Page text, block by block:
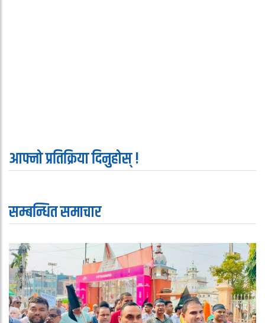
आफ्नो प्रतिक्रिया दिनुहोस् !
सम्बन्धित समाचार